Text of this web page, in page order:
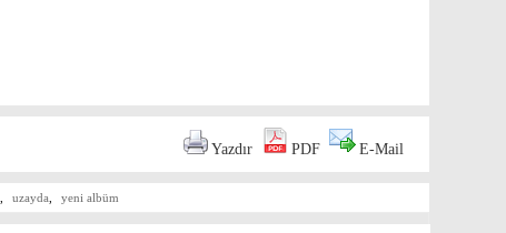
Yazdır PDF E-Mail
uzayda yeni albüm